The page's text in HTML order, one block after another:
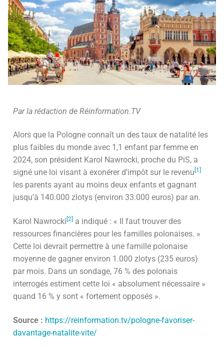
Par la rédaction de Réinformation.TV
Alors que la Pologne connaît un des taux de natalité les
plus faibles du monde avec 1,1 enfant par femme en
2024, son président Karol Nawrocki, proche du PiS, a
signé une loi visant à exonérer d’impôt sur le revenu [1]
les parents ayant au moins deux enfants et gagnant
jusqu’à 140.000 zlotys (environ 33.000 euros) par an.
Karol Nawrocki [2] a indiqué : « Il faut trouver des
ressources financières pour les familles polonaises. »
Cette loi devrait permettre à une famille polonaise
moyenne de gagner environ 1.000 zlotys (235 euros)
par mois. Dans un sondage, 76 % des polonais
interrogés estiment cette loi « absolument nécessaire »
quand 16 % y sont « fortement opposés ».
Source : https://reinformation.tv/pologne-favoriser-
davantage-natalite-vite/